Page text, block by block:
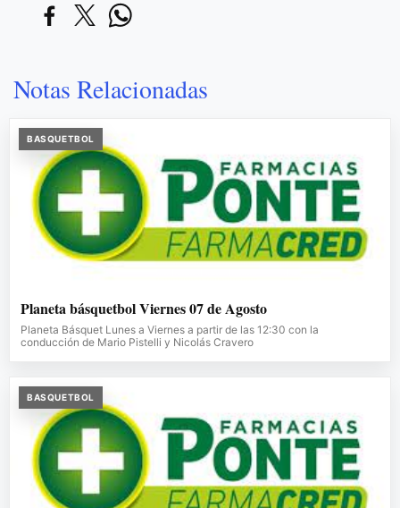
Notas Relacionadas
BASQUETBOL
Planeta básquetbol Viernes 07 de Agosto
Planeta Básquet Lunes a Viernes a partir de las 12:30 con la
conducción de Mario Pistelli y Nicolás Cravero
BASQUETBOL